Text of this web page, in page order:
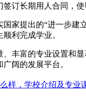
订长期用人合同，使
家提出的“进一步
利完成学业。
丰富的专业设置和
阔的发展平台。
样，学校介绍及专业